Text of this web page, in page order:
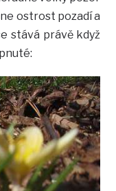
ostrost pozadí a
stává právě když